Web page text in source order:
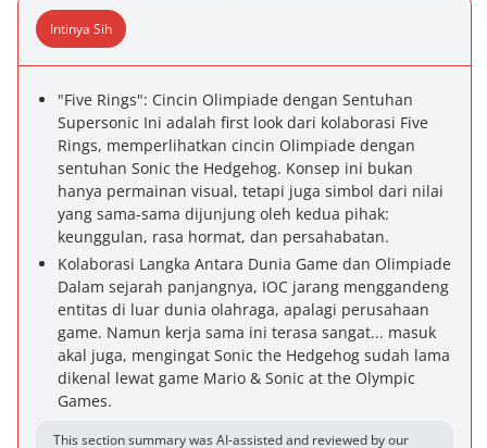
Intinya Sih
"Five Rings": Cincin Olimpiade dengan Sentuhan
Supersonic Ini adalah first look dari kolaborasi Five
Rings, memperlihatkan cincin Olimpiade dengan
sentuhan Sonic the Hedgehog. Konsep ini bukan
hanya permainan visual, tetapi juga simbol dari nilai
yang sama-sama dijunjung oleh kedua pihak:
keunggulan, rasa hormat, dan persahabatan.
Kolaborasi Langka Antara Dunia Game dan Olimpiade
Dalam sejarah panjangnya, IOC jarang menggandeng
entitas di luar dunia olahraga, apalagi perusahaan
game. Namun kerja sama ini terasa sangat... masuk
akal juga, mengingat Sonic the Hedgehog sudah lama
dikenal lewat game Mario & Sonic at the Olympic
Games.
This section summary was AI-assisted and reviewed by our